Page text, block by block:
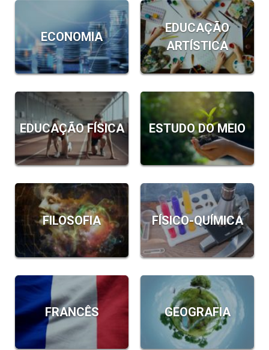
ECONOMIA
EDUCAÇÃO
ARTÍSTICA
EDUCAÇÃO FÍSICA ESTUDO DO MEIO
FILOSOFIA FÍSICO-QUÍMICA
FRANCÊS GEOGRAFIA